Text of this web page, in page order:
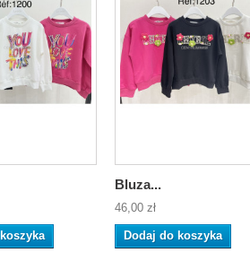
Bluza...
46,00 zł
Dodaj do koszyka